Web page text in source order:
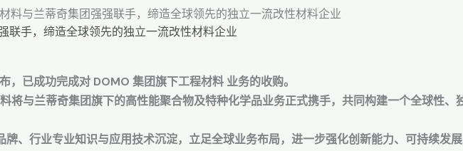
料与兰蒂奇集团强强联手，缔造全球领先的独立一流改性材料企业
联手，缔造全球领先的独立一流改性材料企业
已成功完成对 DOMO 集团旗下工程材料 业务的收购。
将与兰蒂奇集团旗下的高性能聚合物及特种化学品业务正式携手，共同构建一个全球性、
牌、行业专业知识与应用技术沉淀，立足全球业务布局，进一步强化创新能力、可持续发